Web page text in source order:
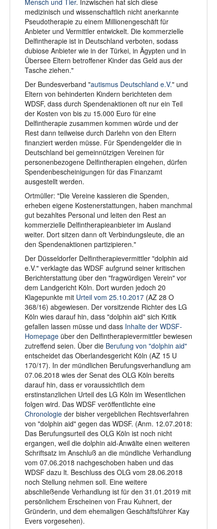
medizinisch und wissenschaftlich nicht anerkannte
Pseudotherapie zu einem Millionengeschäft für
Anbieter und Vermittler entwickelt. Die kommerzielle
Delfintherapie ist in Deutschland verboten, sodass
dubiose Anbieter wie in der Türkei, in Ägypten und in
Übersee Eltern betroffener Kinder das Geld aus der
Tasche ziehen."
Der Bundesverband "autismus Deutschland e.V." und
Eltern von behinderten Kindern berichteten dem
WDSF, dass durch Spendenaktionen oft nur ein Teil
der Kosten von bis zu 15.000 Euro für eine
Delfintherapie zusammen kommen würde und der
Rest dann teilweise durch Darlehn von den Eltern
finanziert werden müsse. Für Spendengelder die in
Deutschland bei gemeinnützigen Vereinen für
personenbezogene Delfintherapien eingehen, dürfen
Spendenbescheinigungen für das Finanzamt
ausgestellt werden.
Ortmüller: "Die Vereine kassieren die Spenden,
erheben eigene Kostenerstattungen, haben manchmal
gut bezahltes Personal und leiten den Rest an
kommerzielle Delfintherapieanbieter im Ausland
weiter. Dort sitzen dann oft Verbindungsleute, die an
den Spendenaktionen partizipieren."
Der Düsseldorfer Delfintherapievermittler "dolphin aid
e.V." verklagte das WDSF aufgrund seiner kritischen
Berichterstattung über den "fragwürdigen Verein" vor
dem Landgericht Köln. Dort wurden jedoch 20
Klagepunkte mit Urteil vom 25.10.2017 (AZ 28 O
368/16) abgewiesen. Der vorsitzende Richter des LG
Köln wies darauf hin, dass "dolphin aid" sich Kritik
gefallen lassen müsse und dass Inhalte der WDSF-
Homepage über den Delfintherapievermittler bewiesen
zutreffend seien. Über die Berufung von "dolphin aid"
entscheidet das Oberlandesgericht Köln (AZ 15 U
170/17). In der mündlichen Berufungsverhandlung am
07.06.2018 wies der Senat des OLG Köln bereits
darauf hin, dass er voraussichtlich dem
erstinstanzlichen Urteil des LG Köln im Wesentlichen
folgen wird. Das WDSF veröffentlichte eine
Chronologie der bisher vergeblichen Rechtsverfahren
von "dolphin aid" gegen das WDSF. (Anm. 12.07.2018:
Das Berufungsurteil des OLG Köln ist noch nicht
ergangen, weil die dolphin aid-Anwälte einen weiteren
Schriftsatz im Anschluß an die mündliche Verhandlung
vom 07.06.2018 nachgeschoben haben und das
WDSF dazu lt. Beschluss des OLG vom 28.06.2018
noch Stellung nehmen soll. Eine weitere
abschließende Verhandlung ist für den 31.01.2019 mit
persönlichem Erscheinen von Frau Kuhnert, der
Gründerin, und dem ehemaligen Geschäftsführer Kay
Evers vorgesehen).